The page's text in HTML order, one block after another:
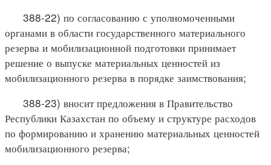
388-22) по согласованию с уполномоченными
органами в области государственного материального
резерва и мобилизационной подготовки принимает
решение о выпуске материальных ценностей из
мобилизационного резерва в порядке заимствования;
388-23) вносит предложения в Правительство
Республики Казахстан по объему и структуре расходов
по формированию и хранению материальных ценностей
мобилизационного резерва;